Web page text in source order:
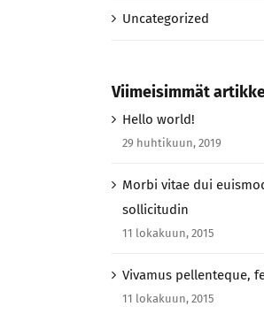
Uncategorized
Viimeisimmät
Hello world!
29 huhtikuun, 2019
Morbi vitae dui
sollicitudin
11 lokakuun, 2015
Vivamus pellenteque,
11 lokakuun, 2015